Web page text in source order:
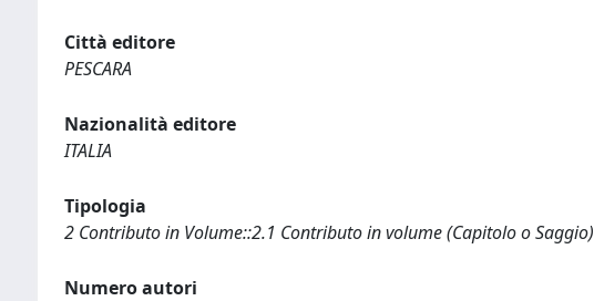
Città editore
PESCARA
Nazionalità editore
ITALIA
Tipologia
2 Contributo in Volume::2.1 Contributo in volume (Capitolo o Saggio)
Numero autori